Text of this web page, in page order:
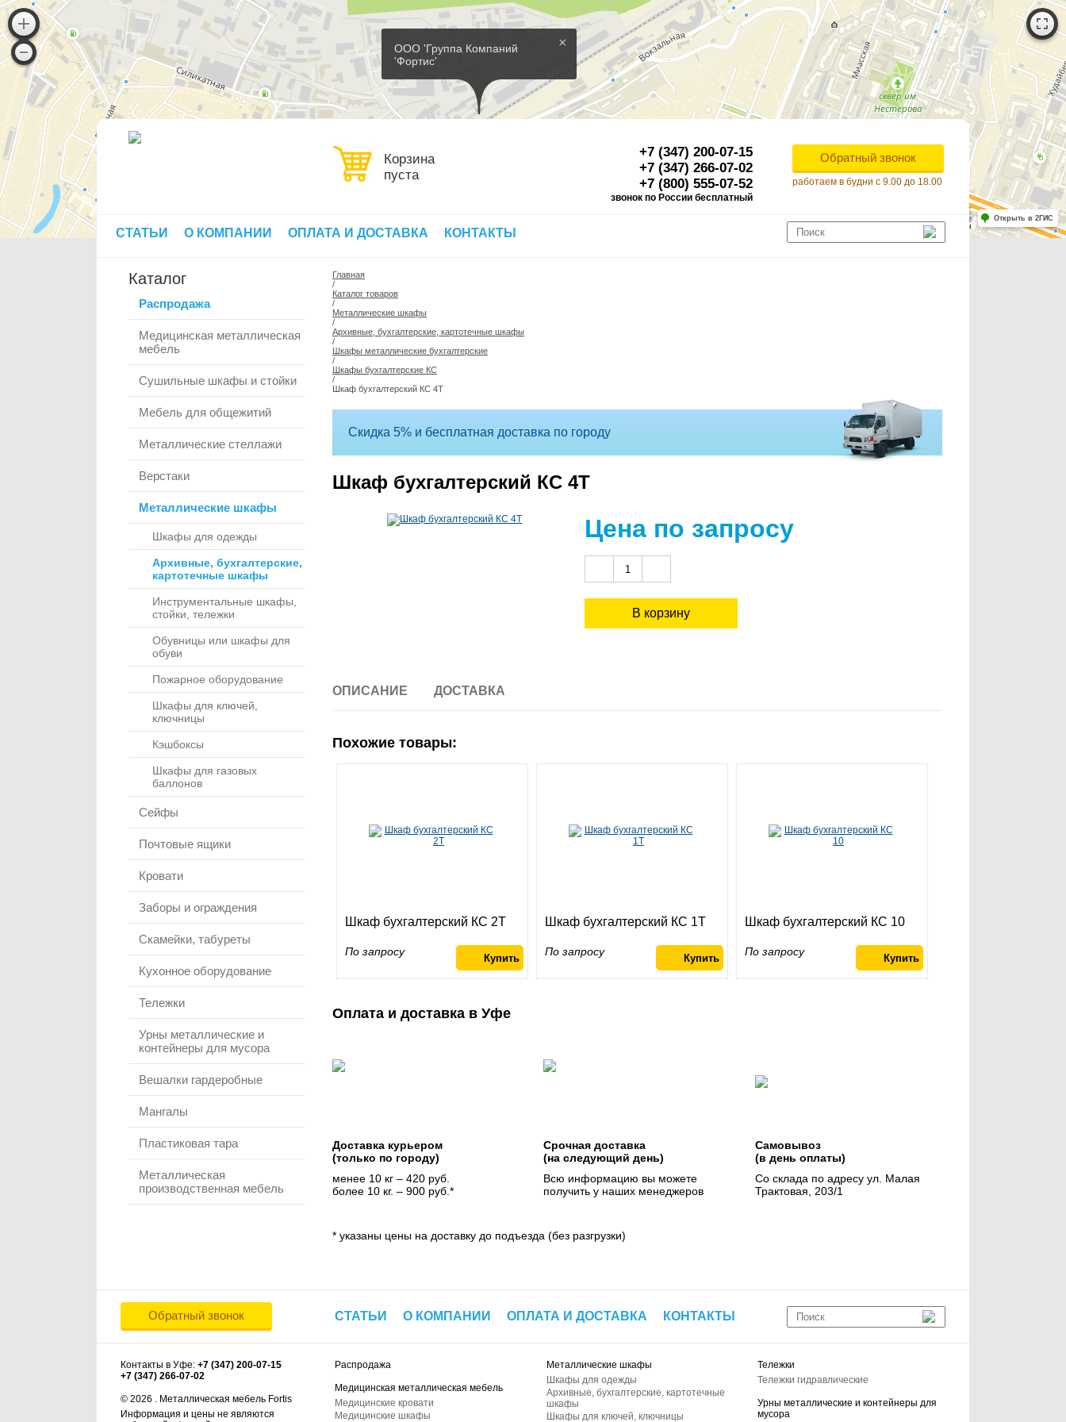
×
ООО 'Группа Компаний
'Фортис'
Работает на API 2ГИС
Лицензионное соглашение
Для корректной работы Raster JS API нужен ключ. Помощь: api@2gis.ru
Открыть в 2ГИС
Корзина
пуста
+7 (347) 200-07-15
+7 (347) 266-07-02
+7 (800) 555-07-52
звонок по России бесплатный
Обратный звонок
работаем в будни с 9.00 до 18.00
СТАТЬИ О КОМПАНИИ ОПЛАТА И ДОСТАВКА КОНТАКТЫ
Каталог
Распродажа
Медицинская металлическая
мебель
Сушильные шкафы и стойки
Мебель для общежитий
Металлические стеллажи
Верстаки
Металлические шкафы
Шкафы для одежды
Архивные, бухгалтерские,
картотечные шкафы
Инструментальные шкафы,
стойки, тележки
Обувницы или шкафы для
обуви
Пожарное оборудование
Шкафы для ключей,
ключницы
Кэшбоксы
Шкафы для газовых
баллонов
Сейфы
Почтовые ящики
Кровати
Заборы и ограждения
Скамейки, табуреты
Кухонное оборудование
Тележки
Урны металлические и
контейнеры для мусора
Вешалки гардеробные
Мангалы
Пластиковая тара
Металлическая
производственная мебель
Главная
/
Каталог товаров
/
Металлические шкафы
/
Архивные, бухгалтерские, картотечные шкафы
/
Шкафы металлические бухгалтерские
/
Шкафы бухгалтерские КС
/
Шкаф бухгалтерский КС 4Т
Скидка 5% и бесплатная доставка по городу
Шкаф бухгалтерский КС 4Т
Цена по запросу
ОПИСАНИЕ ДОСТАВКА
Похожие товары:
Шкаф бухгалтерский КС 2Т
По запросу
Шкаф бухгалтерский КС 1Т
По запросу
Шкаф бухгалтерский КС 10
По запросу
Оплата и доставка в Уфе
Доставка курьером
(только по городу)
менее 10 кг – 420 руб.
более 10 кг. – 900 руб.*
Срочная доставка
(на следующий день)
Всю информацию вы можете
получить у наших менеджеров
Самовывоз
(в день оплаты)
Со склада по адресу ул. Малая
Трактовая, 203/1
* указаны цены на доставку до подъезда (без разгрузки)
Обратный звонок СТАТЬИ О КОМПАНИИ ОПЛАТА И ДОСТАВКА КОНТАКТЫ
Контакты в Уфе: +7 (347) 200-07-15
+7 (347) 266-07-02
© 2026 . Металлическая мебель Fortis
Информация и цены не являются
Распродажа
Медицинская металлическая мебель
Медицинские кровати
Медицинские шкафы
Металлические шкафы
Шкафы для одежды
Архивные, бухгалтерские, картотечные
шкафы
Шкафы для ключей, ключницы
Тележки
Тележки гидравлические
Урны металлические и контейнеры для
мусора